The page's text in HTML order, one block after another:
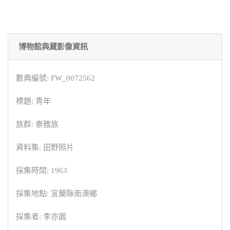
博物館典藏影像資訊
數典編號: FW_0072562
標題: 青年
族群: 泰雅族
資料集: 田野照片
採集時間: 1963
採集地點: 宜蘭縣南澳鄉
採集者: 李亦園